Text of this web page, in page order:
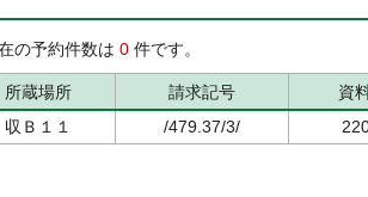
の予約件数は 0 件です。
所蔵場所 請求記号
資
収Ｂ１１ /479.37/3/